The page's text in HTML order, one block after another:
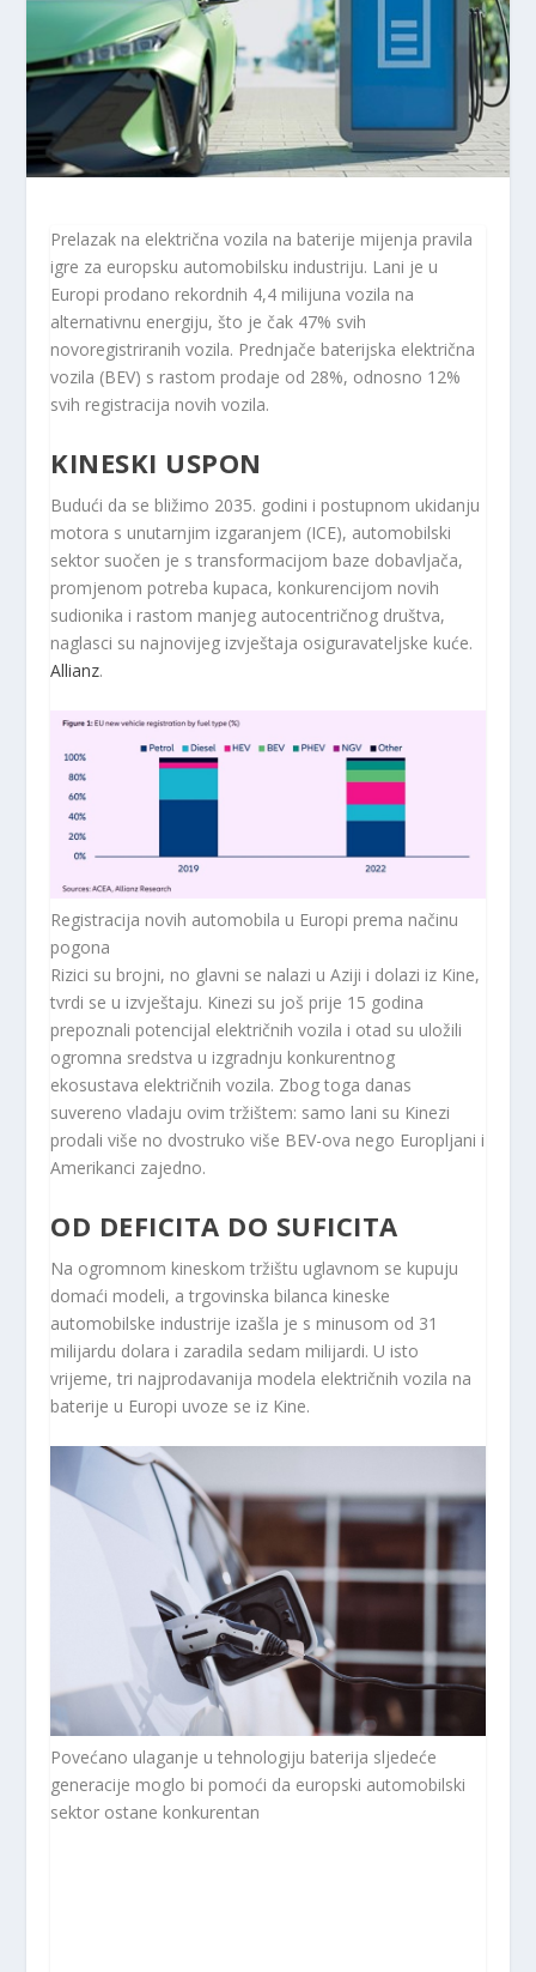
Prelazak na električna vozila na baterije mijenja pravila
igre za europsku automobilsku industriju. Lani je u
Europi prodano rekordnih 4,4 milijuna vozila na
alternativnu energiju, što je čak 47% svih
novoregistriranih vozila. Prednjače baterijska električna
vozila (BEV) s rastom prodaje od 28%, odnosno 12%
svih registracija novih vozila.
KINESKI USPON
Budući da se bližimo 2035. godini i postupnom ukidanju
motora s unutarnjim izgaranjem (ICE), automobilski
sektor suočen je s transformacijom baze dobavljača,
promjenom potreba kupaca, konkurencijom novih
sudionika i rastom manjeg autocentričnog društva,
naglasci su najnovijeg izvještaja osiguravateljske kuće.
Allianz.
Registracija novih automobila u Europi prema načinu
pogona
Rizici su brojni, no glavni se nalazi u Aziji i dolazi iz Kine,
tvrdi se u izvještaju. Kinezi su još prije 15 godina
prepoznali potencijal električnih vozila i otad su uložili
ogromna sredstva u izgradnju konkurentnog
ekosustava električnih vozila. Zbog toga danas
suvereno vladaju ovim tržištem: samo lani su Kinezi
prodali više no dvostruko više BEV-ova nego Europljani i
Amerikanci zajedno.
OD DEFICITA DO SUFICITA
Na ogromnom kineskom tržištu uglavnom se kupuju
domaći modeli, a trgovinska bilanca kineske
automobilske industrije izašla je s minusom od 31
milijardu dolara i zaradila sedam milijardi. U isto
vrijeme, tri najprodavanija modela električnih vozila na
baterije u Europi uvoze se iz Kine.
Povećano ulaganje u tehnologiju baterija sljedeće
generacije moglo bi pomoći da europski automobilski
sektor ostane konkurentan